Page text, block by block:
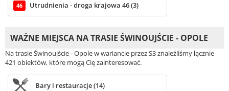
46 Utrudnienia - droga krajowa 46 (3)
WAŻNE MIEJSCA NA TRASIE ŚWINOUJŚCIE - OPOLE
Na trasie Świnoujście - Opole w wariancie przez S3 znaleźliśmy łącznie
421 obiektów, które mogą Cię zainteresować.
Bary i restauracje (14)